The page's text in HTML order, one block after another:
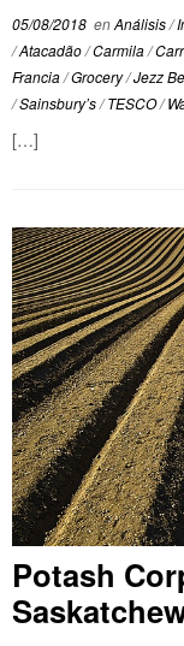
05/08/2018 enAnálisis/
/Atacadão/Carmila/
Francia/Grocery/Jezz
/Sainsbury’s/TESCO/
[…]
Potash